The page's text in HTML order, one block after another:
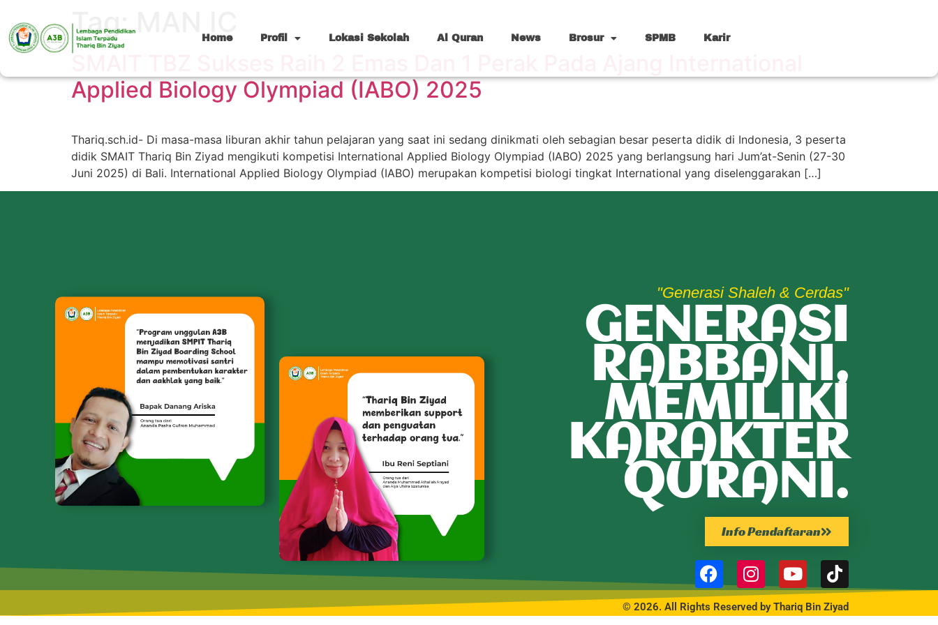
Home Profil Lokasi Sekolah Al Quran News Brosur SPMB Karir
Tag:
SMAIT TBZ Sukses Raih 2 Emas Dan 1 Perak Pada Ajang International
Applied Biology Olympiad (IABO) 2025
Thariq.sch.id- Di masa-masa liburan akhir tahun pelajaran yang saat ini sedang dinikmati oleh sebagian besar peserta didik di Indonesia, 3 peserta
didik SMAIT Thariq Bin Ziyad mengikuti kompetisi International Applied Biology Olympiad (IABO) 2025 yang berlangsung hari Jum’at-Senin (27-30
Juni 2025) di Bali. International Applied Biology Olympiad (IABO) merupakan kompetisi biologi tingkat International yang diselenggarakan […]
"Generasi Shaleh & Cerdas"
GENERASI
RABBANI,
MEMILIKI
KARAKTER
QURANI.
Info Pendaftaran
© 2026. All Rights Reserved by Thariq Bin Ziyad